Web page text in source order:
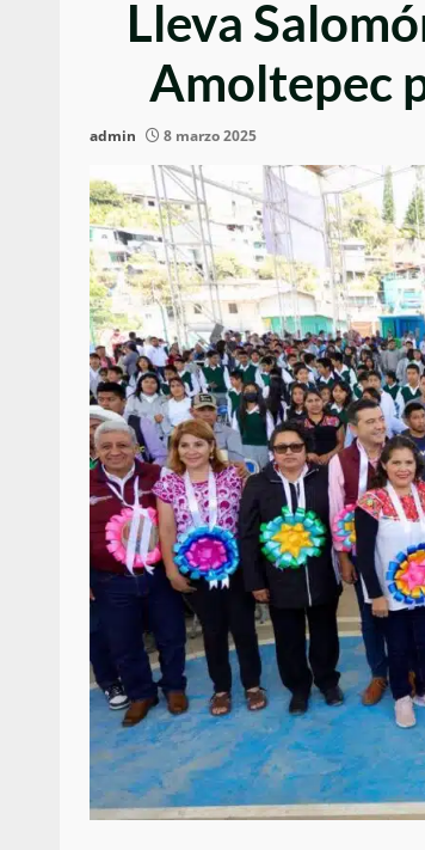
Lleva
Amoltepec
admin 8 marzo 2025